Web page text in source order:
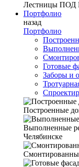
Лестницы ПОД
Портфолио
назад
Портфолио
Готовые
Заборы и
Построенные
Выполненные
Челябинске